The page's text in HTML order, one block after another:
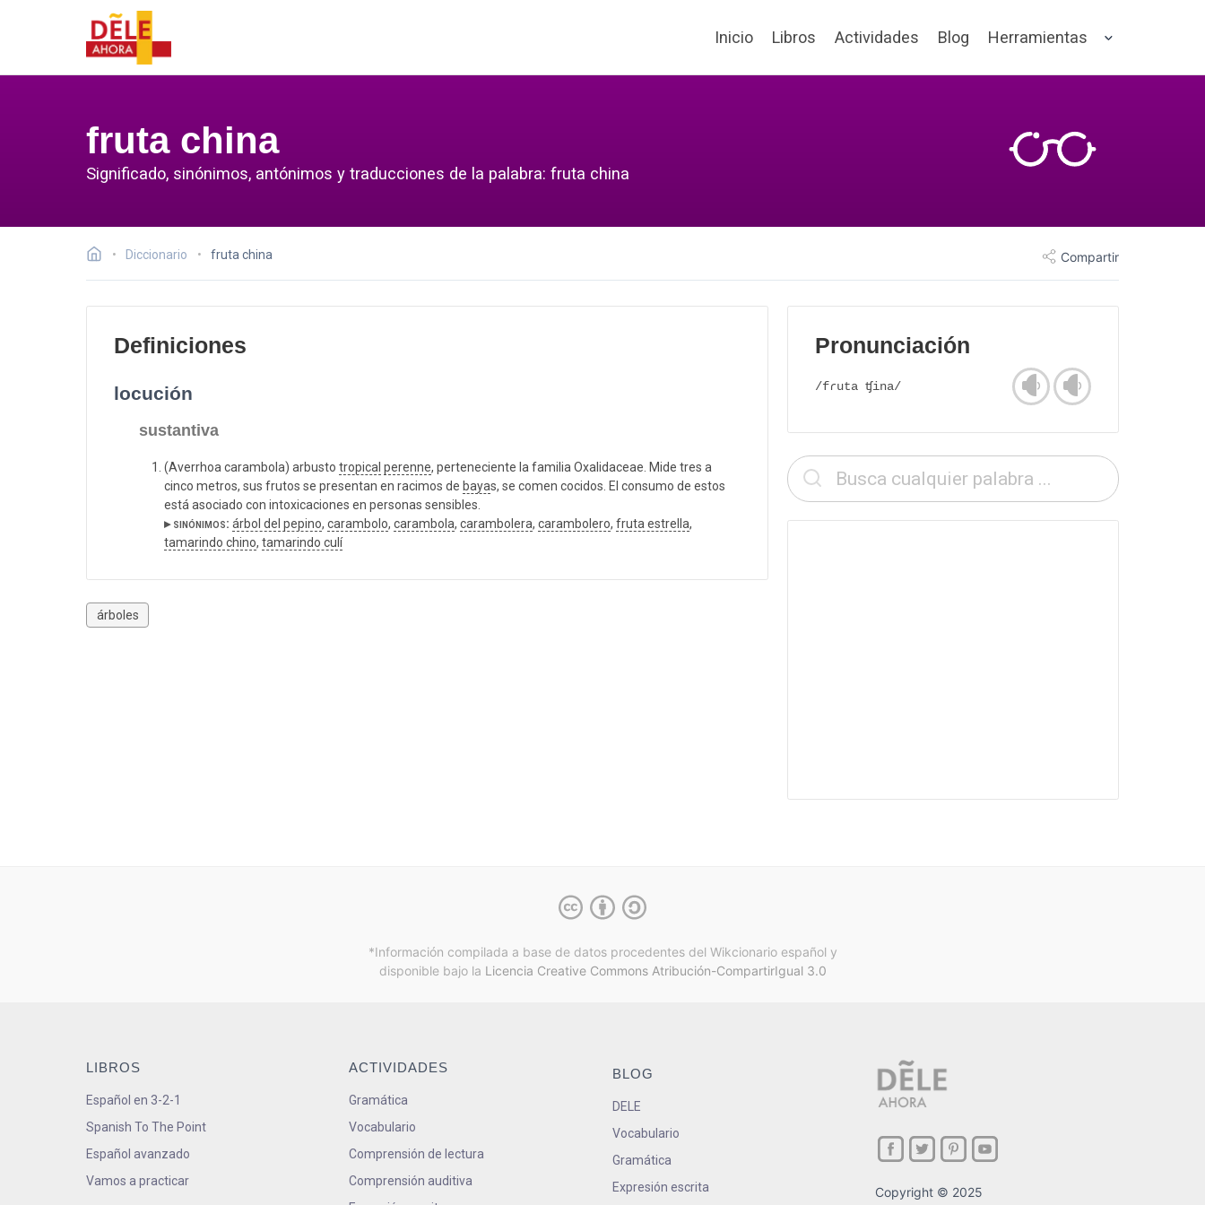
Inicio Libros Actividades Blog Herramientas
fruta china
Significado, sinónimos, antónimos y traducciones de la palabra: fruta china
Diccionario fruta china Compartir
Definiciones
locución
sustantiva
(Averrhoa carambola) arbusto tropical perenne, perteneciente la familia Oxalidaceae. Mide tres a
cinco metros, sus frutos se presentan en racimos de bayas, se comen cocidos. El consumo de estos
está asociado con intoxicaciones en personas sensibles.
▸ sinónimos: árbol del pepino, carambolo, carambola, carambolera, carambolero, fruta estrella,
tamarindo chino, tamarindo culí
árboles
Pronunciación
/fɾuta ʧina/
*Información compilada a base de datos procedentes del Wikcionario español y
disponible bajo la Licencia Creative Commons Atribución-CompartirIgual 3.0
LIBROS
Español en 3-2-1
Spanish To The Point
Español avanzado
Vamos a practicar
ACTIVIDADES
Gramática
Vocabulario
Comprensión de lectura
Comprensión auditiva
BLOG
DELE
Vocabulario
Gramática
Expresión escrita
Copyright © 2025